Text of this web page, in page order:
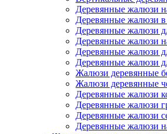
Деревянные жалюзи
Деревянные жалюзи
Деревянные жалюзи
Деревянные жалюзи
Деревянные жалюзи
Деревянные жалюзи
Жалюзи деревянные
Жалюзи деревянные
Деревянные жалюзи
Деревянные жалюзи
Деревянные жалюзи
Деревянные жалюзи